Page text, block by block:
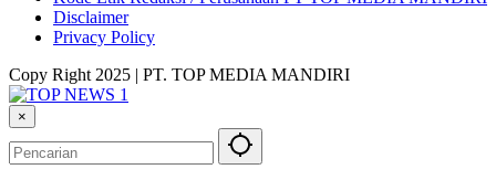
Disclaimer
Privacy Policy
Copy Right 2025 | PT. TOP MEDIA MANDIRI
×